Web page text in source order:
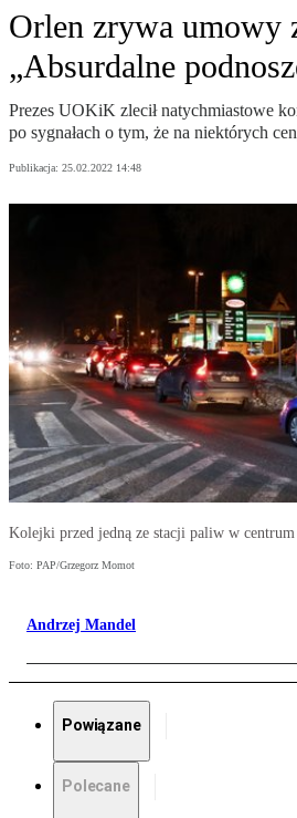
Orlen zrywa umowy
„Absurdalne
Prezes UOKiK zlecił natychmiastowe
po sygnałach o tym, że na niektórych
Publikacja: 25.02.2022 14:48
Kolejki przed jedną ze stacji paliw w centrum
Foto: PAP/Grzegorz Momot
Andrzej Mandel
Powiązane
Polecane